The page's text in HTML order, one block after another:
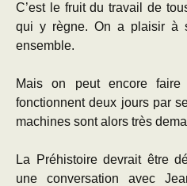
C’est le fruit du travail de
qui y règne. On a plaisir à
ensemble.
Mais on peut encore
fonctionnent deux jours par
machines sont alors très
La Préhistoire devrait être
une conversation avec